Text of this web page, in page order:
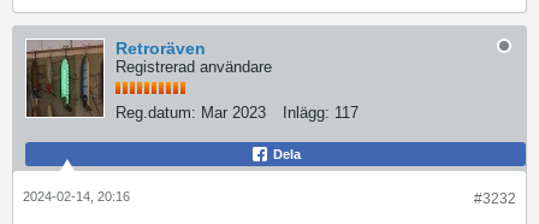
Retroräven
Registrerad användare
Reg.datum: Mar 2023 Inlägg: 117
Dela
#3232
2024-02-14, 20:16